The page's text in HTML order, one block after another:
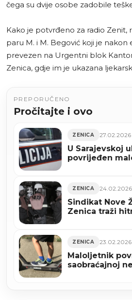
čega su dvije osobe zadobile
Kako je potvrđeno za radio Zenit,
paru M. i M. Begović koji je nakon
prevezen na Urgentni blok
Zenica, gdje im je ukazana
PREPORUČENO
Pročitajte i ovo
ZENICA 27.02.2026
U Sarajevskoj
povrijeđen
ZENICA 24.02.2026
Sindikat Nove
Zenica traži
ZENICA 23.02.2026
Maloljetnik
saobraćajnoj